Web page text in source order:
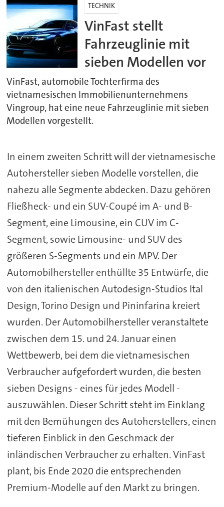
TECHNIK
VinFast stellt
Fahrzeuglinie mit
sieben Modellen vor
VinFast, automobile Tochterfirma des
vietnamesischen Immobilienunternehmens
Vingroup, hat eine neue Fahrzeuglinie mit sieben
Modellen vorgestellt.
In einem zweiten Schritt will der vietnamesische
Autohersteller sieben Modelle vorstellen, die
nahezu alle Segmente abdecken. Dazu gehören
Fließheck- und ein SUV-Coupé im A- und B-
Segment, eine Limousine, ein CUV im C-
Segment, sowie Limousine- und SUV des
größeren S-Segments und ein MPV. Der
Automobilhersteller enthüllte 35 Entwürfe, die
von den italienischen Autodesign-Studios Ital
Design, Torino Design und Pininfarina kreiert
wurden. Der Automobilhersteller veranstaltete
zwischen dem 15. und 24. Januar einen
Wettbewerb, bei dem die vietnamesischen
Verbraucher aufgefordert wurden, die besten
sieben Designs - eines für jedes Modell -
auszuwählen. Dieser Schritt steht im Einklang
mit den Bemühungen des Autoherstellers, einen
tieferen Einblick in den Geschmack der
inländischen Verbraucher zu erhalten. VinFast
plant, bis Ende 2020 die entsprechenden
Premium-Modelle auf den Markt zu bringen.